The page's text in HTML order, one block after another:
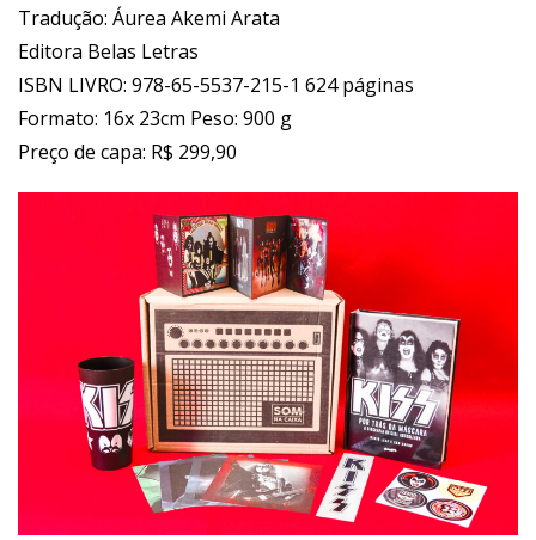
Tradução: Áurea Akemi Arata
Editora Belas Letras
ISBN LIVRO: 978-65-5537-215-1 624 páginas
Formato: 16x 23cm Peso: 900 g
Preço de capa: R$ 299,90